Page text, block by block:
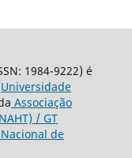
1984-9222) é
Universidade
Associação
/ GT
de